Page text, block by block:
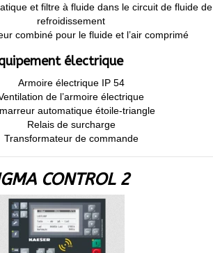
et filtre à fluide dans le circuit de fluide de
refroidissement
combiné pour le fluide et l’air comprimé
électrique
Armoire électrique IP 54
de l’armoire électrique
automatique étoile-triangle
Relais de surcharge
Transformateur de commande
CONTROL 2